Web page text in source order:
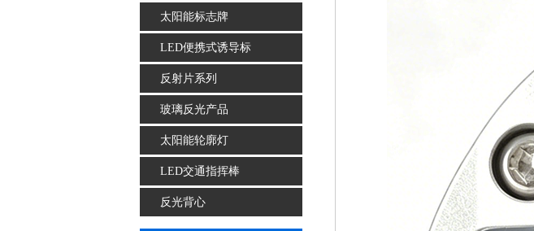
太阳能标志牌
LED便携式诱导标
反射片系列
玻璃反光产品
太阳能轮廓灯
LED交通指挥棒
反光背心